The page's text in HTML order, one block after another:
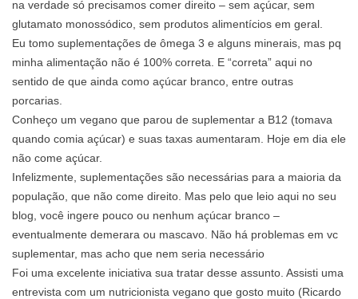
na verdade só precisamos comer direito – sem açúcar, sem
glutamato monossódico, sem produtos alimentícios em geral.
Eu tomo suplementações de ômega 3 e alguns minerais, mas pq
minha alimentação não é 100% correta. E “correta” aqui no
sentido de que ainda como açúcar branco, entre outras
porcarias.
Conheço um vegano que parou de suplementar a B12 (tomava
quando comia açúcar) e suas taxas aumentaram. Hoje em dia ele
não come açúcar.
Infelizmente, suplementações são necessárias para a maioria da
população, que não come direito. Mas pelo que leio aqui no seu
blog, você ingere pouco ou nenhum açúcar branco –
eventualmente demerara ou mascavo. Não há problemas em vc
suplementar, mas acho que nem seria necessário
Foi uma excelente iniciativa sua tratar desse assunto. Assisti uma
entrevista com um nutricionista vegano que gosto muito (Ricardo